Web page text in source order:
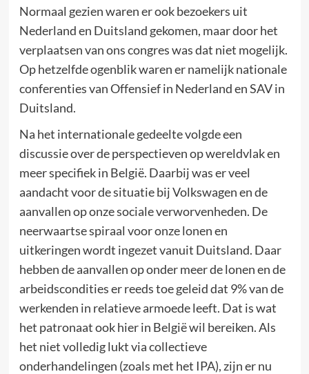
Normaal gezien waren er ook bezoekers uit
Nederland en Duitsland gekomen, maar door het
verplaatsen van ons congres was dat niet mogelijk.
Op hetzelfde ogenblik waren er namelijk nationale
conferenties van Offensief in Nederland en SAV in
Duitsland.
Na het internationale gedeelte volgde een
discussie over de perspectieven op wereldvlak en
meer specifiek in België. Daarbij was er veel
aandacht voor de situatie bij Volkswagen en de
aanvallen op onze sociale verworvenheden. De
neerwaartse spiraal voor onze lonen en
uitkeringen wordt ingezet vanuit Duitsland. Daar
hebben de aanvallen op onder meer de lonen en de
arbeidscondities er reeds toe geleid dat 9% van de
werkenden in relatieve armoede leeft. Dat is wat
het patronaat ook hier in België wil bereiken. Als
het niet volledig lukt via collectieve
onderhandelingen (zoals met het IPA), zijn er nu